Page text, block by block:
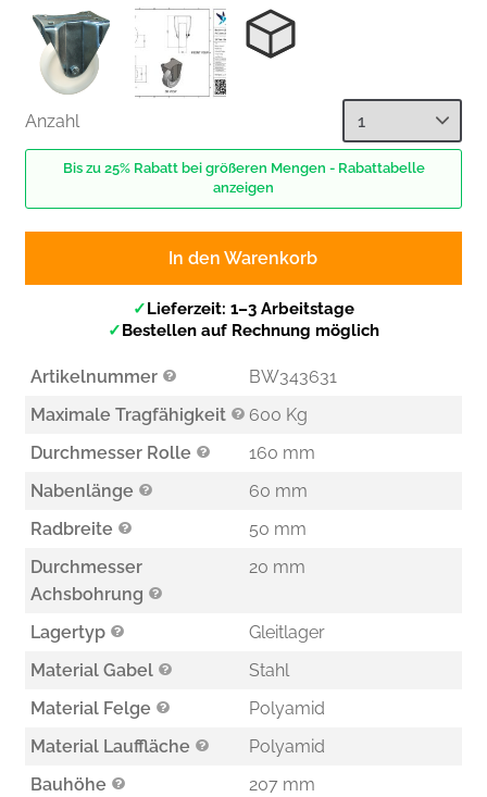
Anzahl
Bis zu 25% Rabatt bei größeren Mengen - Rabattabelle
anzeigen
In den Warenkorb
✓Lieferzeit: 1–3 Arbeitstage
✓Bestellen auf Rechnung möglich
Artikelnummer
BW343631
Maximale Tragfähigkeit
600 Kg
Durchmesser Rolle
160 mm
Nabenlänge
60 mm
Radbreite
50 mm
Durchmesser
Achsbohrung
20 mm
Lagertyp
Gleitlager
Material Gabel
Stahl
Material Felge
Polyamid
Material Lauffläche
Polyamid
Bauhöhe
207 mm